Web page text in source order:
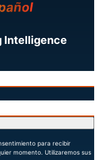
Intelligence
para recibir
momento. Utilizaremos sus